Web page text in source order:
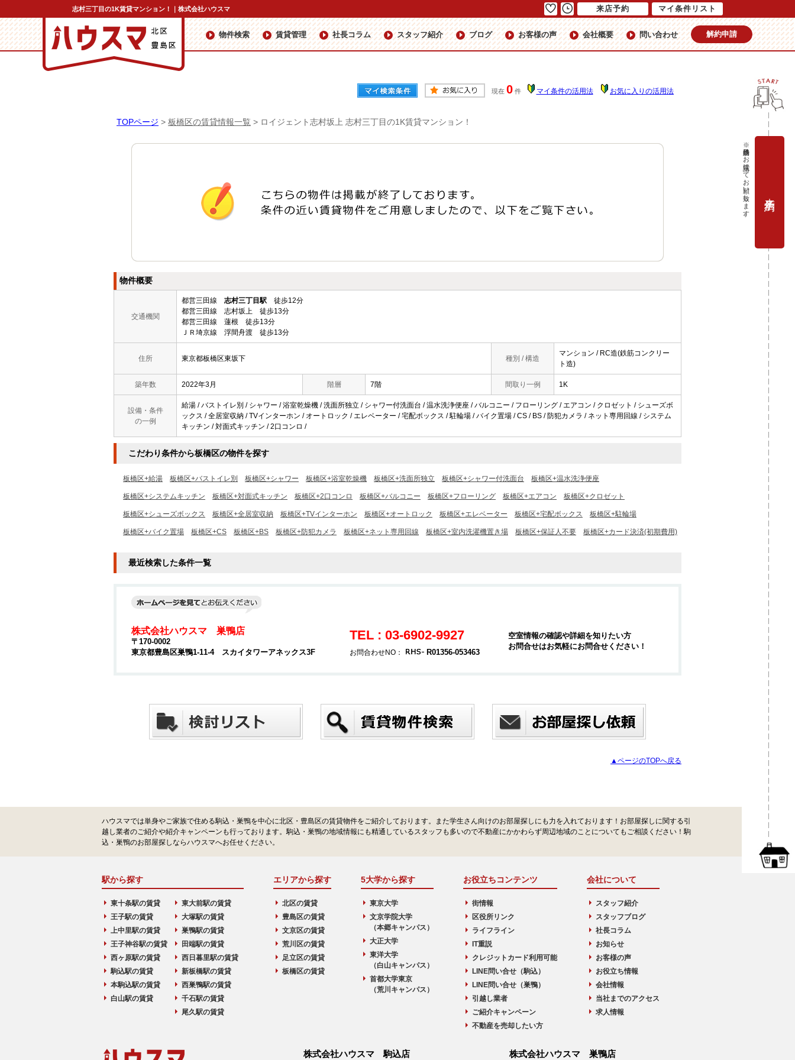
志村三丁目の1K賃貸マンション！｜株式会社ハウスマ
物件検索 賃貸管理 社長コラム スタッフ紹介 ブログ お客様の声 会社概要 問い合わせ 解約申請
現在 0 件 マイ条件の活用法 お気に入りの活用法
TOPページ > 板橋区の賃貸情報一覧 > ロイジェント志村坂上 志村三丁目の1K賃貸マンション！
物件概要
交通機関
都営三田線 志村三丁目駅 徒歩12分
都営三田線 志村坂上 徒歩13分
都営三田線 蓮根 徒歩13分
ＪＲ埼京線 浮間舟渡 徒歩13分
住所 東京都板橋区東坂下 種別 / 構造
マンション / RC造(鉄筋コンクリー
ト造)
築年数 2022年3月 階層 7階 間取り一例 1K
設備・条件
の一例
給湯 / バストイレ別 / シャワー / 浴室乾燥機 / 洗面所独立 / シャワー付洗面台 / 温水洗浄便座 / バルコニー / フローリング / エアコン / クロゼット / シューズボ
ックス / 全居室収納 / TVインターホン / オートロック / エレベーター / 宅配ボックス / 駐輪場 / バイク置場 / CS / BS / 防犯カメラ / ネット専用回線 / システム
キッチン / 対面式キッチン / 2口コンロ /
こだわり条件から板橋区の物件を探す
板橋区+給湯 板橋区+バストイレ別 板橋区+シャワー 板橋区+浴室乾燥機 板橋区+洗面所独立 板橋区+シャワー付洗面台 板橋区+温水洗浄便座
板橋区+システムキッチン 板橋区+対面式キッチン 板橋区+2口コンロ 板橋区+バルコニー 板橋区+フローリング 板橋区+エアコン 板橋区+クロゼット
板橋区+シューズボックス 板橋区+全居室収納 板橋区+TVインターホン 板橋区+オートロック 板橋区+エレベーター 板橋区+宅配ボックス 板橋区+駐輪場
板橋区+バイク置場 板橋区+CS 板橋区+BS 板橋区+防犯カメラ 板橋区+ネット専用回線 板橋区+室内洗濯機置き場 板橋区+保証人不要 板橋区+カード決済(初期費用)
最近検索した条件一覧
株式会社ハウスマ 巣鴨店
〒170-0002
東京都豊島区巣鴨1-11-4 スカイタワーアネックス3F
TEL : 03-6902-9927
お問合わせNO： R01356-053463
空室情報の確認や詳細を知りたい方
お問合せはお気軽にお問合せください！
▲ページのTOPへ戻る
ハウスマでは単身やご家族で住める駒込・巣鴨を中心に北区・豊島区の賃貸物件をご紹介しております。また学生さん向けのお部屋探しにも力を入れております！お部屋探しに関する引
越し業者のご紹介や紹介キャンペーンも行っております。駒込・巣鴨の地域情報にも精通しているスタッフも多いので不動産にかかわらず周辺地域のことについてもご相談ください！駒
込・巣鴨のお部屋探しならハウスマへお任せください。
駅から探す
東十条駅の賃貸
王子駅の賃貸
上中里駅の賃貸
王子神谷駅の賃貸
西ヶ原駅の賃貸
駒込駅の賃貸
本駒込駅の賃貸
白山駅の賃貸
東大前駅の賃貸
大塚駅の賃貸
巣鴨駅の賃貸
田端駅の賃貸
西日暮里駅の賃貸
新板橋駅の賃貸
西巣鴨駅の賃貸
千石駅の賃貸
尾久駅の賃貸
エリアから探す
北区の賃貸
豊島区の賃貸
文京区の賃貸
荒川区の賃貸
足立区の賃貸
板橋区の賃貸
5大学から探す
東京大学
文京学院大学
（本郷キャンパス）
大正大学
東洋大学
（白山キャンパス）
首都大学東京
（荒川キャンパス）
お役立ちコンテンツ
街情報
区役所リンク
ライフライン
IT重説
クレジットカード利用可能
LINE問い合せ（駒込）
LINE問い合せ（巣鴨）
引越し業者
ご紹介キャンペーン
不動産を売却したい方
会社について
スタッフ紹介
スタッフブログ
社長コラム
お知らせ
お客様の声
お役立ち情報
会社情報
当社までのアクセス
求人情報
株式会社ハウスマ 駒込店 株式会社ハウスマ 巣鴨店
来店予約 マイ条件リスト
※当日予約はお電話にてお願い致します。